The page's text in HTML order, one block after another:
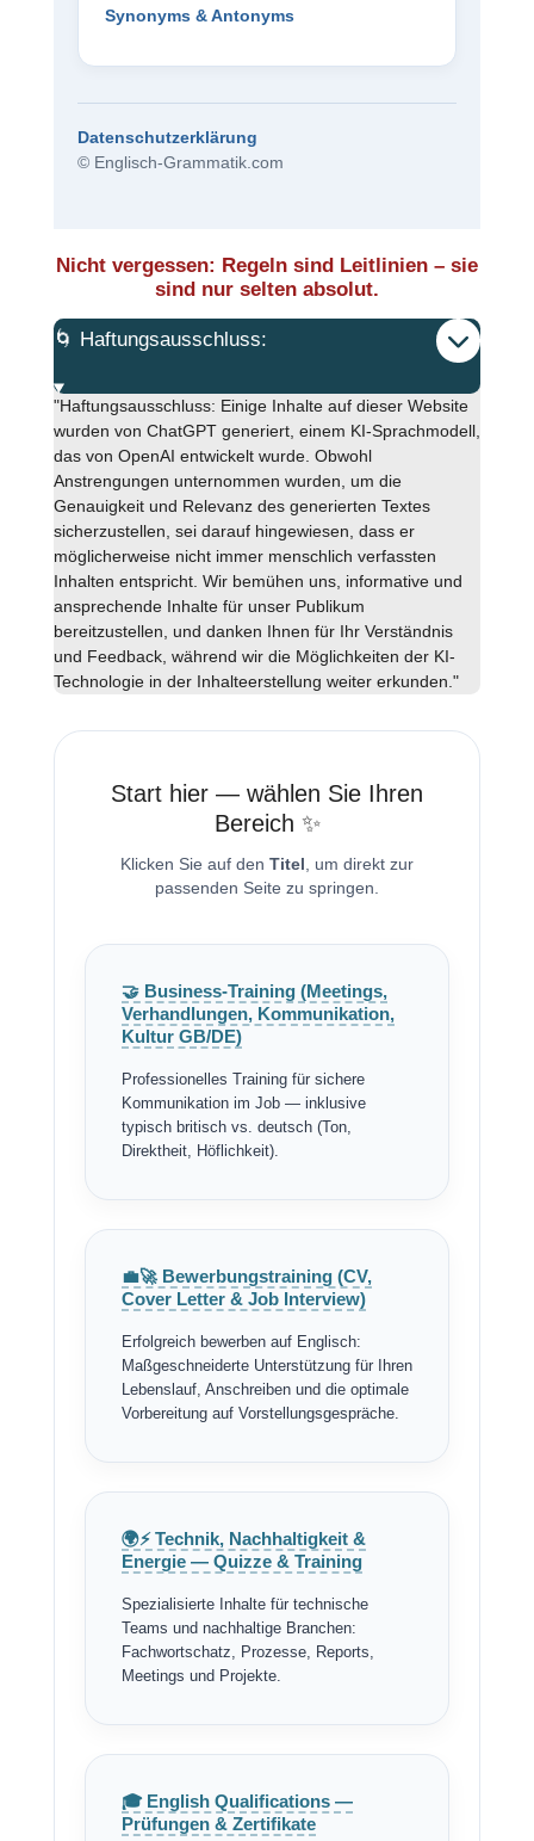
Synonyms & Antonyms
Datenschutzerklärung
© Englisch-Grammatik.com
Nicht vergessen: Regeln sind Leitlinien – sie
sind nur selten absolut.
🌀 Haftungsausschluss:
"Haftungsausschluss: Einige Inhalte auf dieser Website
wurden von ChatGPT generiert, einem KI-Sprachmodell,
das von OpenAI entwickelt wurde. Obwohl
Anstrengungen unternommen wurden, um die
Genauigkeit und Relevanz des generierten Textes
sicherzustellen, sei darauf hingewiesen, dass er
möglicherweise nicht immer menschlich verfassten
Inhalten entspricht. Wir bemühen uns, informative und
ansprechende Inhalte für unser Publikum
bereitzustellen, und danken Ihnen für Ihr Verständnis
und Feedback, während wir die Möglichkeiten der KI-
Technologie in der Inhalteerstellung weiter erkunden."
Start hier — wählen Sie Ihren
Bereich ✨
Klicken Sie auf den Titel , um direkt zur
passenden Seite zu springen.
🤝 Business-Training (Meetings,
Verhandlungen, Kommunikation,
Kultur GB/DE)
Professionelles Training für sichere
Kommunikation im Job — inklusive
typisch britisch vs. deutsch (Ton,
Direktheit, Höflichkeit).
💼🚀 Bewerbungstraining (CV,
Cover Letter & Job Interview)
Erfolgreich bewerben auf Englisch:
Maßgeschneiderte Unterstützung für Ihren
Lebenslauf, Anschreiben und die optimale
Vorbereitung auf Vorstellungsgespräche.
🌍⚡ Technik, Nachhaltigkeit &
Energie — Quizze & Training
Spezialisierte Inhalte für technische
Teams und nachhaltige Branchen:
Fachwortschatz, Prozesse, Reports,
Meetings und Projekte.
🎓 English Qualifications —
Prüfungen & Zertifikate